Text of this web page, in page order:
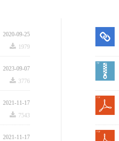
2020-09-25
끂 1979
2023-09-07
끂 3776
2021-11-17
끂 7543
2021-11-17